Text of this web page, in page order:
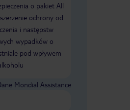
o pakiet All
ochrony od
i następstw
wypadków o
pod wpływem
Mondial Assistance